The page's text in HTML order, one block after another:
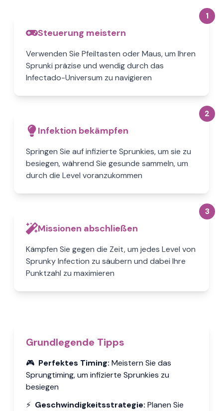
1
Steuerung meistern
Verwenden Sie Pfeiltasten oder Maus, um Ihren
Sprunki präzise und wendig durch das
Infectado-Universum zu navigieren
2
Infektion bekämpfen
Springen Sie auf infizierte Sprunkies, um sie zu
besiegen, während Sie gesunde sammeln, um
durch die Level voranzukommen
3
Missionen abschließen
Kämpfen Sie gegen die Zeit, um jedes Level von
Sprunky Infection zu säubern und dabei Ihre
Punktzahl zu maximieren
Grundlegende Tipps
🎮 Perfektes Timing: Meistern Sie das
Sprungtiming, um infizierte Sprunkies zu
besiegen
⚡ Geschwindigkeitsstrategie: Planen Sie